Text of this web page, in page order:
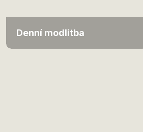
Denní modlitba